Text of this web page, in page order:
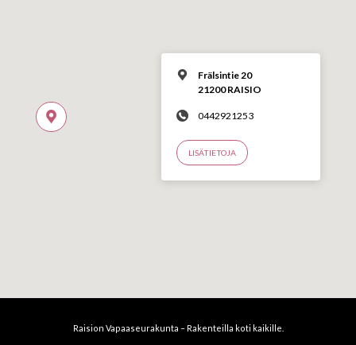
Frälsintie 20
21200 RAISIO
0442921253
LISÄTIETOJA
Raision Vapaaseurakunta – Rakenteilla koti kaikille.